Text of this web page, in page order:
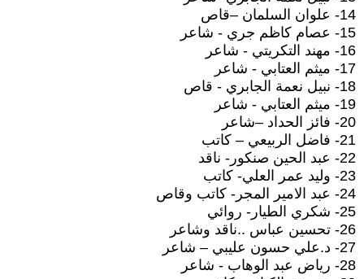
14- علوان السلمان –قاص
15- عصام كاظم جري - شاعر
16- مهند التكريتي - شاعر
17- ميثم العتابي - شاعر
18- نبيل نعمة الجابري - قاص
19- ميثم العتابي - شاعر
20- فائز الحداد –شاعر
21- فاضل الربيعي – كاتب
22- عبد الحين صنكور- ناقد
23- وليد عمر العلي- كاتب
24- عبد الامير المجر- كاتب وقاص
25- شكري الطيار- روائي
26- تحسين عباس ..ناقد وشاعر
27- د.علي حسون عليبي – شاعر
28- رياض عبد الوهاب - شاعر